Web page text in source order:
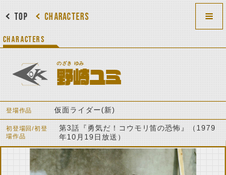
CHARACTERS
TOP
CHARACTERS
のざき ゆみ
野崎ユミ
登場作品 仮面ライダー(新)
初登場回/初登
場作品
第3話『勇気だ！コウモリ笛の恐怖』（1979
年10月19日放送）